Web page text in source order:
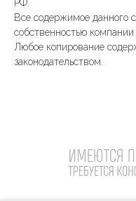
РФ.
Все содержимое данного
собственностью
Любое копирование
законодательством.